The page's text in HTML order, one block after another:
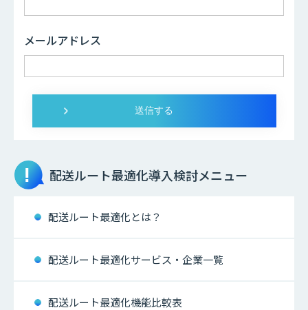
メールアドレス
配送ルート最適化導入検討メニュー
配送ルート最適化とは？
配送ルート最適化サービス・企業一覧
配送ルート最適化機能比較表